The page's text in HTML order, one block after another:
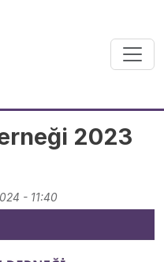
2023
- 11:40